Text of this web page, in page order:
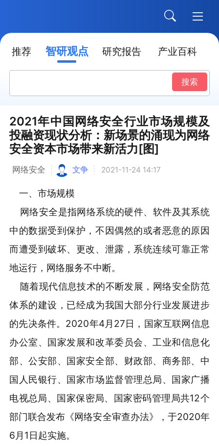
推荐 智研观点 研究报告 产业百科
搜索
2021年中国网络安全行业市场规模及
投融资现状分析：新场景的涌现为网络
安全资本市场带来新活力[图]
网络安全 文争 2021-11-24 14:17
一、市场规模
网络安全是指网络系统的硬件、软件及其系统
中的数据受到保护，不因偶然的或者恶意的原因
而遭受到破坏、更改、泄露，系统连续可靠正常
地运行，网络服务不中断。
随着现代信息技术的不断发展，网络安全防范
体系的建设，已经成为我国大部分行业发展进步
的先决条件。2020年4月27日，国家互联网信息
办公室、国家发展和改革委员会、工业和信息化
部、公安部、国家安全部、财政部、商务部、中
国人民银行、国家市场监督管理总局、国家广播
电视总局、国家保密局、国家密码管理局共12个
部门联合发布《网络安全审查办法》，于2020年
6月1日起实施。